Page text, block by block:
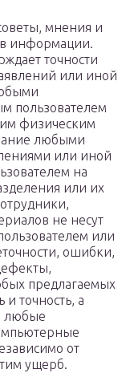
мнения и
информации.
точности
или иной
пользователем
физическим
любыми
или иной
на
или их
не несут
или
ошибки,
предлагаемых
и точность, а
любые
от
ущерб.